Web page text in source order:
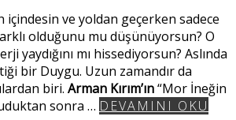
içindesin ve yoldan geçerken sadece
olduğunu mu düşünüyorsun? O
yaydığını mı hissediyorsun? Aslında
bir Duygu. Uzun zamandır da
biri. Arman Kırım’ın“Mor İneğin
sonra … DEVAMINI OKU